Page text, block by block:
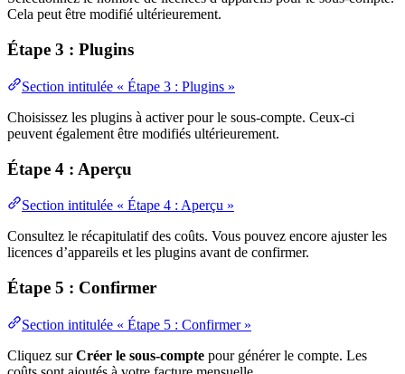
Cela peut être modifié ultérieurement.
Étape 3 : Plugins
Section intitulée « Étape 3 : Plugins »
Choisissez les plugins à activer pour le sous-compte. Ceux-ci
peuvent également être modifiés ultérieurement.
Étape 4 : Aperçu
Section intitulée « Étape 4 : Aperçu »
Consultez le récapitulatif des coûts. Vous pouvez encore ajuster les
licences d’appareils et les plugins avant de confirmer.
Étape 5 : Confirmer
Section intitulée « Étape 5 : Confirmer »
Cliquez surCréer le sous-compte pour générer le compte. Les